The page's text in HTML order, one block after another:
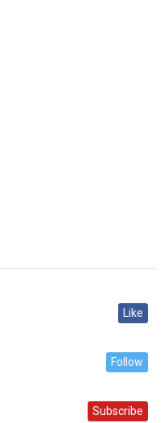
Like
Follow
Subscribe